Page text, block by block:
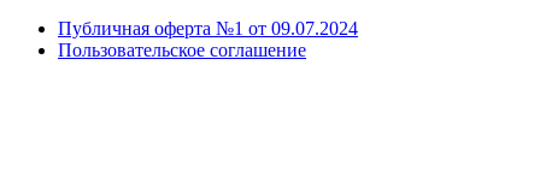
Публичная оферта №1 от 09.07.2024
Пользовательское соглашение